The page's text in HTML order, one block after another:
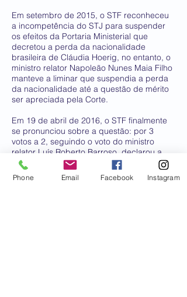
Em setembro de 2015, o STF reconheceu
a incompetência do STJ para suspender
os efeitos da Portaria Ministerial que
decretou a perda da nacionalidade
brasileira de Cláudia Hoerig, no entanto, o
ministro relator Napoleão Nunes Maia Filho
manteve a liminar que suspendia a perda
da nacionalidade até a questão de mérito
ser apreciada pela Corte.
Em 19 de abril de 2016, o STF finalmente
se pronunciou sobre a questão: por 3
votos a 2, seguindo o voto do ministro
relator Luís Roberto Barroso, declarou a
perda da nacionalidade brasileira de
Cláudia Cristina Sobral Hoerig, por
entender que a naturalização norte-
Phone Email Facebook Instagram